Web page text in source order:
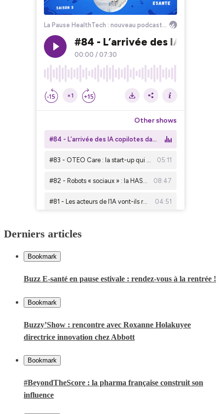
Derniers articles
Bookmark
Buzz E-santé en pause estivale : rendez-vous à la rentrée !
Bookmark
Buzzy’Show : rencontre avec Roxanne Holakuyee
directrice innovation chez Abbott
Bookmark
#BeyondTheScore : la pharma française construit son
influence